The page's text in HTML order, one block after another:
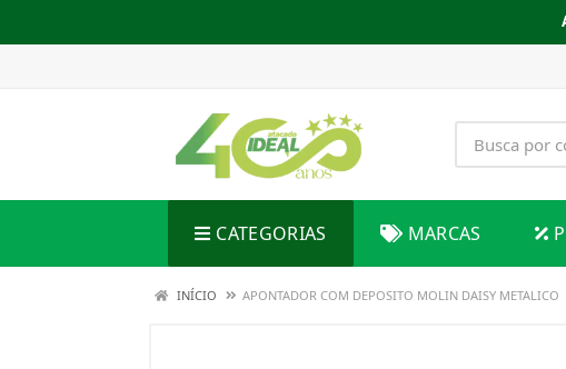
CATEGORIAS MARCAS
INÍCIO APONTADOR COM DEPOSITO MOLIN DAISY METALICO